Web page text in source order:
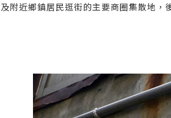
及附近鄉鎮居民逛街的主要商圈集散地，